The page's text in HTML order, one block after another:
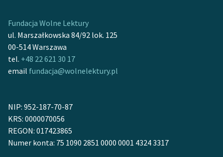
Odkurzamy bohaterów
Szkoła Poezji Wolnych
Lektur
O projekcie
Zespół
Fundacja Wolne Lektury
ul. Marszałkowska 84/92 lok. 125
00-514 Warszawa
tel. +48 22 621 30 17
email fundacja@wolnelektury.pl
NIP: 952-187-70-87
KRS: 0000070056
REGON: 017423865
Numer konta: 75 1090 2851 0000 0001 4324 3317